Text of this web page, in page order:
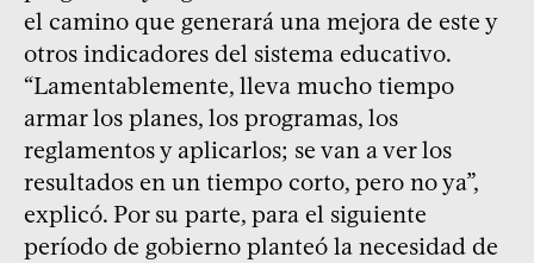
el camino que generará una mejora de este y
otros indicadores del sistema educativo.
“Lamentablemente, lleva mucho tiempo
armar los planes, los programas, los
reglamentos y aplicarlos; se van a ver los
resultados en un tiempo corto, pero no ya”,
explicó. Por su parte, para el siguiente
período de gobierno planteó la necesidad de